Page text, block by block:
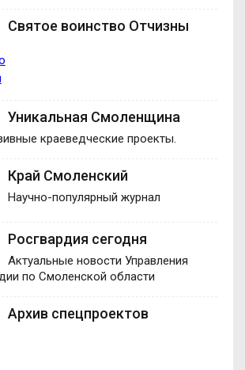
Святое воинство Отчизны
Уникальная Смоленщина
краеведческие проекты.
Край Смоленский
Научно-популярный журнал
Росгвардия сегодня
Актуальные новости Управления
по Смоленской области
Архив спецпроектов